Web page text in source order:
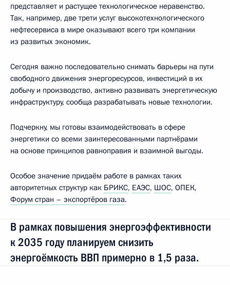
представляет и растущее технологическое неравенство.
Так, например, две трети услуг высокотехнологического
нефтесервиса в мире оказывают всего три компании
из развитых экономик.
Сегодня важно последовательно снимать барьеры на пути
свободного движения энергоресурсов, инвестиций в их
добычу и производство, активно развивать энергетическую
инфраструктуру, сообща разрабатывать новые технологии.
Подчеркну, мы готовы взаимодействовать в сфере
энергетики со всеми заинтересованными партнёрами
на основе принципов равноправия и взаимной выгоды.
Особое значение придаём работе в рамках таких
авторитетных структур как БРИКС, ЕАЭС, ШОС, ОПЕК,
Форум стран – экспортёров газа.
В рамках повышения энергоэффективности
к 2035 году планируем снизить
энергоёмкость ВВП примерно в 1,5 раза.